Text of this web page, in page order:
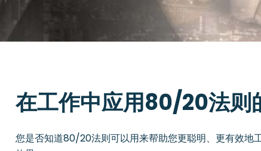
在工作中应用80/20法则
您是否知道80/20法则可以用来帮助您更聪明、更有效地